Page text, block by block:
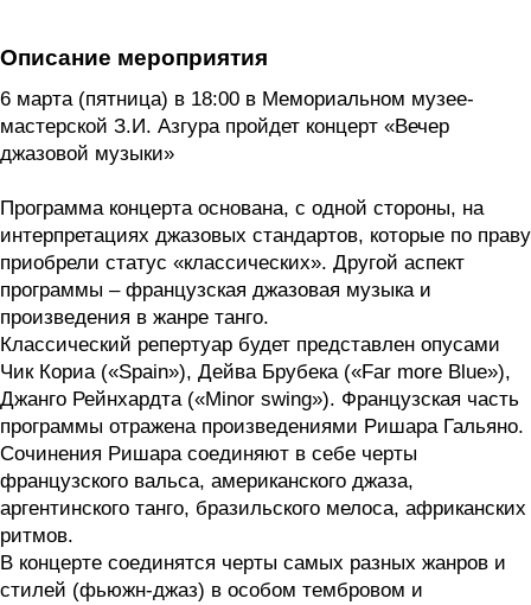
Описание мероприятия
6 марта (пятница) в 18:00 в Мемориальном музее-
мастерской З.И. Азгура пройдет концерт «Вечер
джазовой музыки»
Программа концерта основана, с одной стороны, на
интерпретациях джазовых стандартов, которые по праву
приобрели статус «классических». Другой аспект
программы – французская джазовая музыка и
произведения в жанре танго.
Классический репертуар будет представлен опусами
Чик Кориа («Spain»), Дейва Брубека («Far more Blue»),
Джанго Рейнхардта («Minor swing»). Французская часть
программы отражена произведениями Ришара Гальяно.
Сочинения Ришара соединяют в себе черты
французского вальса, американского джаза,
аргентинского танго, бразильского мелоса, африканских
ритмов.
В концерте соединятся черты самых разных жанров и
стилей (фьюжн-джаз) в особом тембровом и